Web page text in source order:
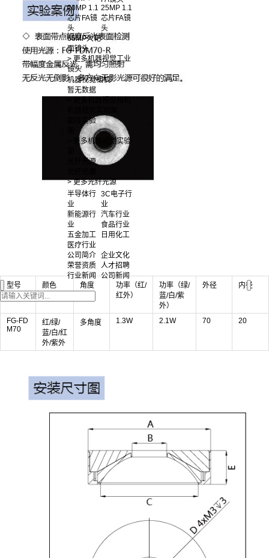
20MP 1.1
芯片FA镜
头
25MP 1.1
芯片FA镜
头
65MP大靶
面镜头
> 更多机器视觉工业
镜头
机器视觉相机
暂无数据
面阵实验
> 更多机器视觉实验
光纤光源
> 更多光纤光源
半导体行
业
3C电子行
业
新能源行
业
汽车行业
食品行业
五金加工
日用化工
医疗行业
公司简介 企业文化
荣誉资质 人才招聘
行业新闻 公司新闻
型号
颜色 角度
功率（红/
红外）
功率（绿/
蓝/白/紫
外）
外径 内径
FG-FD
M70
红/绿/
蓝/白/红
外/紫外
多角度 1.3W 2.1W 70 20